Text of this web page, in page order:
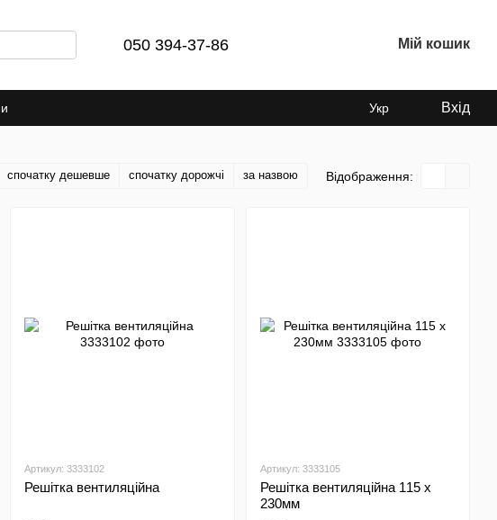
050 394-37-86 Мій кошик
Укр Вхід
спочатку дешевше спочатку дорожчі за назвою Відображення:
Артикул: 3333102
Решітка вентиляційна
Артикул: 3333105
Решітка вентиляційна 115 х
230мм